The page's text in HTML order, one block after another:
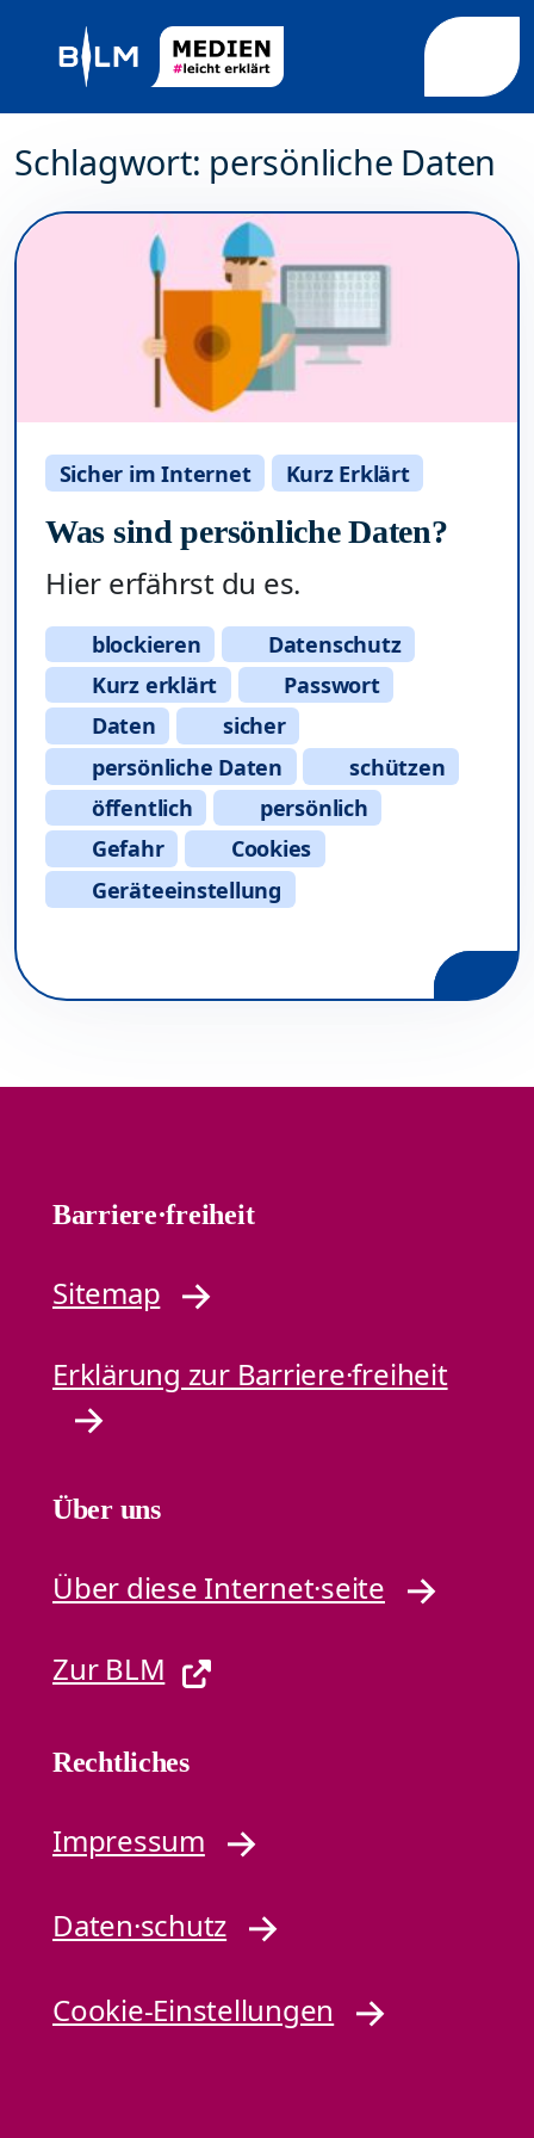
Weiter zum Inhalt
Weiter zum Fuß der Seite
Schlagwort: persönliche Daten
Sicher im Internet Kurz Erklärt
Was sind persönliche Daten?
Hier erfährst du es.
blockieren
Datenschutz
Kurz erklärt
Passwort
Daten
sicher
persönliche Daten
schützen
öffentlich
persönlich
Gefahr
Cookies
Geräteeinstellung
Barriere·freiheit
Sitemap
Erklärung zur Barriere·freiheit
Über uns
Über diese Internet·seite
Zur BLM
Rechtliches
Impressum
Daten·schutz
Cookie-Einstellungen